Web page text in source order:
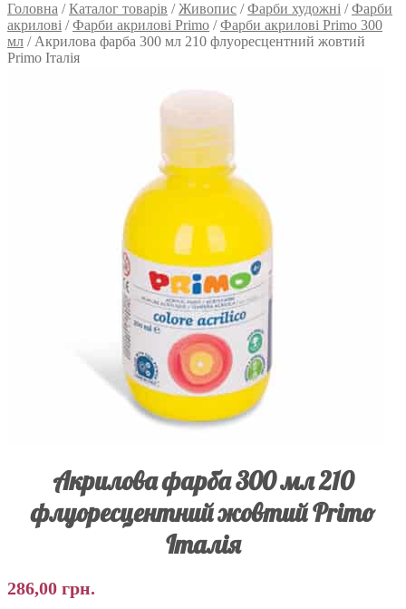
Головна /Каталог товарів /Живопис /Фарби художні /Фарби
акрилові /Фарби акрилові Primo /Фарби акрилові Primo 300
мл / Акрилова фарба 300 мл 210 флуоресцентний жовтий
Primo Італія
Акрилова фарба 300 мл 210
флуоресцентний жовтий Primo
Італія
286,00 грн.